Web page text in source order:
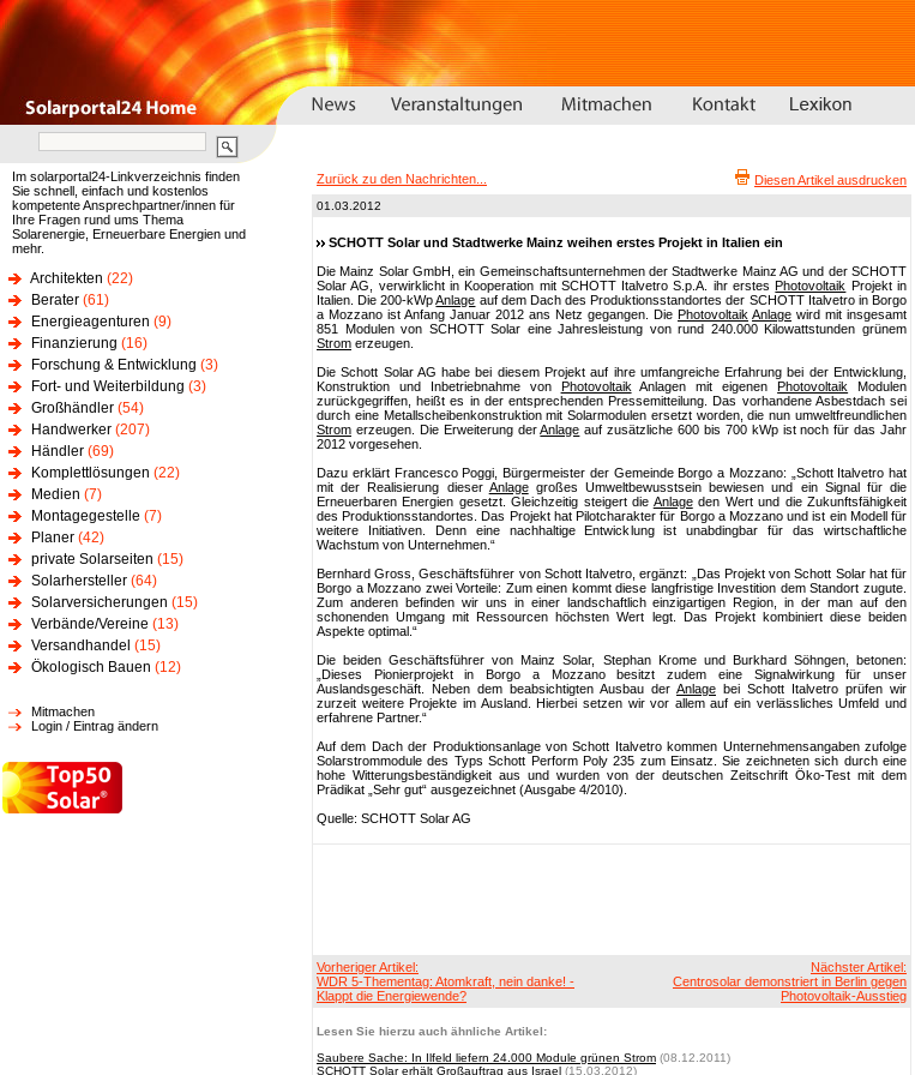
Im solarportal24-Linkverzeichnis finden
Sie schnell, einfach und kostenlos
kompetente Ansprechpartner/innen für
Ihre Fragen rund ums Thema
Solarenergie, Erneuerbare Energien und
mehr.
Architekten (22)
Berater (61)
Energieagenturen (9)
Finanzierung (16)
Forschung & Entwicklung (3)
Fort- und Weiterbildung (3)
Großhändler (54)
Handwerker (207)
Händler (69)
Komplettlösungen (22)
Medien (7)
Montagegestelle (7)
Planer (42)
private Solarseiten (15)
Solarhersteller (64)
Solarversicherungen (15)
Verbände/Vereine (13)
Versandhandel (15)
Ökologisch Bauen (12)
Mitmachen
Login / Eintrag ändern
Zurück zu den Nachrichten... Diesen Artikel ausdrucken
01.03.2012
SCHOTT Solar und Stadtwerke Mainz weihen erstes Projekt in Italien ein
Die Mainz Solar GmbH, ein Gemeinschaftsunternehmen der Stadtwerke Mainz AG und der SCHOTT
Solar AG, verwirklicht in Kooperation mit SCHOTT Italvetro S.p.A. ihr erstesPhotovoltaik Projekt in
Italien. Die 200-kWpAnlage auf dem Dach des Produktionsstandortes der SCHOTT Italvetro in Borgo
a Mozzano ist Anfang Januar 2012 ans Netz gegangen. Die Photovoltaik Anlage wird mit insgesamt
851 Modulen von SCHOTT Solar eine Jahresleistung von rund 240.000 Kilowattstunden grünem
Strom erzeugen.
Die Schott Solar AG habe bei diesem Projekt auf ihre umfangreiche Erfahrung bei der Entwicklung,
Konstruktion und Inbetriebnahme von Photovoltaik Anlagen mit eigenenPhotovoltaik Modulen
zurückgegriffen, heißt es in der entsprechenden Pressemitteilung. Das vorhandene Asbestdach sei
durch eine Metallscheibenkonstruktion mit Solarmodulen ersetzt worden, die nun umweltfreundlichen
Strom erzeugen. Die Erweiterung derAnlage auf zusätzliche 600 bis 700 kWp ist noch für das Jahr
2012 vorgesehen.
Dazu erklärt Francesco Poggi, Bürgermeister der Gemeinde Borgo a Mozzano: „Schott Italvetro hat
mit der Realisierung dieser Anlagegroßes Umweltbewusstsein bewiesen und ein Signal für die
Erneuerbaren Energien gesetzt. Gleichzeitig steigert die Anlageden Wert und die Zukunftsfähigkeit
des Produktionsstandortes. Das Projekt hat Pilotcharakter für Borgo a Mozzano und ist ein Modell für
weitere Initiativen. Denn eine nachhaltige Entwicklung ist unabdingbar für das wirtschaftliche
Wachstum von Unternehmen.“
Bernhard Gross, Geschäftsführer von Schott Italvetro, ergänzt: „Das Projekt von Schott Solar hat für
Borgo a Mozzano zwei Vorteile: Zum einen kommt diese langfristige Investition dem Standort zugute.
Zum anderen befinden wir uns in einer landschaftlich einzigartigen Region, in der man auf den
schonenden Umgang mit Ressourcen höchsten Wert legt. Das Projekt kombiniert diese beiden
Aspekte optimal.“
Die beiden Geschäftsführer von Mainz Solar, Stephan Krome und Burkhard Söhngen, betonen:
„Dieses Pionierprojekt in Borgo a Mozzano besitzt zudem eine Signalwirkung für unser
Auslandsgeschäft. Neben dem beabsichtigten Ausbau der Anlage bei Schott Italvetro prüfen wir
zurzeit weitere Projekte im Ausland. Hierbei setzen wir vor allem auf ein verlässliches Umfeld und
erfahrene Partner.“
Auf dem Dach der Produktionsanlage von Schott Italvetro kommen Unternehmensangaben zufolge
Solarstrommodule des Typs Schott Perform Poly 235 zum Einsatz. Sie zeichneten sich durch eine
hohe Witterungsbeständigkeit aus und wurden von der deutschen Zeitschrift Öko-Test mit dem
Prädikat „Sehr gut“ ausgezeichnet (Ausgabe 4/2010).
Quelle: SCHOTT Solar AG
Vorheriger Artikel:
WDR 5-Thementag: Atomkraft, nein danke! -
Klappt die Energiewende?
Nächster Artikel:
Centrosolar demonstriert in Berlin gegen
Photovoltaik-Ausstieg
Lesen Sie hierzu auch ähnliche Artikel:
Saubere Sache: In Ilfeld liefern 24.000 Module grünen Strom (08.12.2011)
SCHOTT Solar erhält Großauftrag aus Israel (15.03.2012)